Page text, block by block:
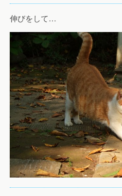
伸びをして…